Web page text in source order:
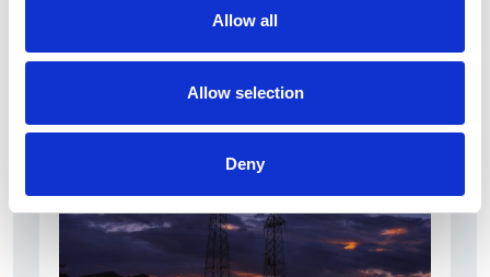
Allow all
Allow selection
Deny
Repubblica Ceca